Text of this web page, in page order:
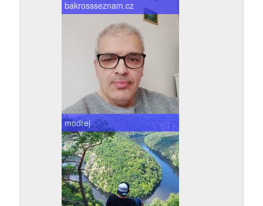
bakrossseznam.cz
modrej